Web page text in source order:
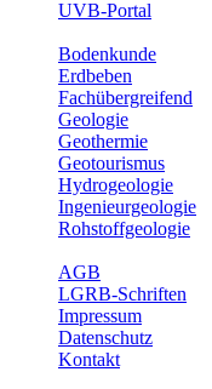
UVB-Portal
Bodenkunde
Erdbeben
Fachübergreifend
Geologie
Geothermie
Geotourismus
Hydrogeologie
Ingenieurgeologie
Rohstoffgeologie
AGB
LGRB-Schriften
Impressum
Datenschutz
Kontakt